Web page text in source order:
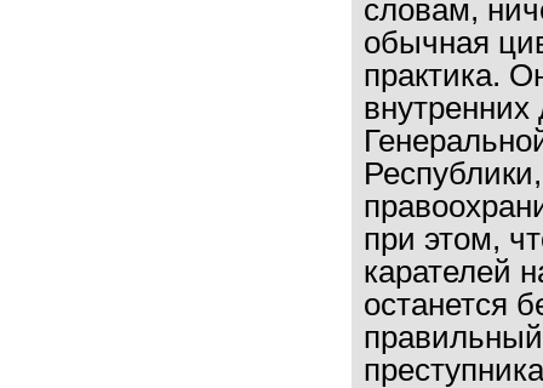
словам,
обычная
практика.
внутренних
при этом,
карателей
останется